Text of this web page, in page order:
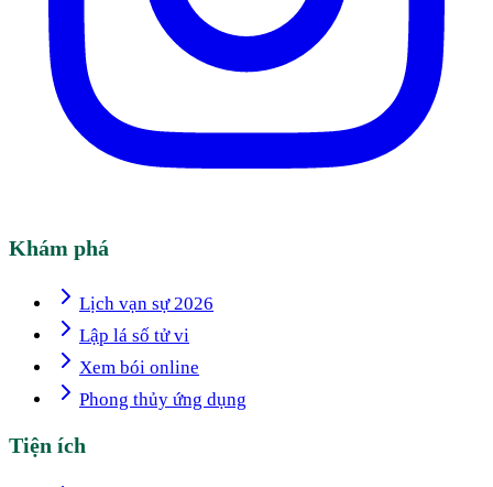
Khám phá
Lịch vạn sự 2026
Lập lá số tử vi
Xem bói online
Phong thủy ứng dụng
Tiện ích